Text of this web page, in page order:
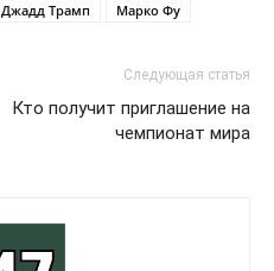
Джадд Трамп Марко Фу
Следующая статья
Кто получит приглашение на
чемпионат мира